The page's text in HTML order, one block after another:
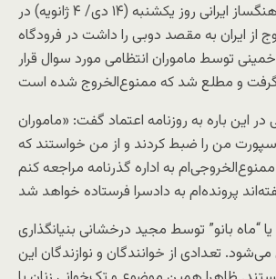
مجید درخشانی، آهنگساز ایرانی روز یکشنبه (۱۴ دی/ ۴ ژانویه) در
از ایران به مقصد دوبی را داشت در فرودگاه
خمینی توسط ماموران انتظامی مورد سوال قرار
این باره به روزنامه اعتماد گفت: «ماموران
من را ضبط کردند و از من خواستند که
به اداره گذرنامه مراجعه کنم
“ماه بانو” توسط مجید درخشانی بنیانگذاری
تعدادی از خوانندگان و نوازندگان این